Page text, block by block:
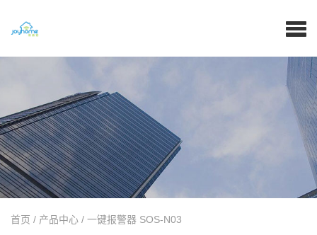
首页 / 产品中心 / 一键报警器 SOS-N03